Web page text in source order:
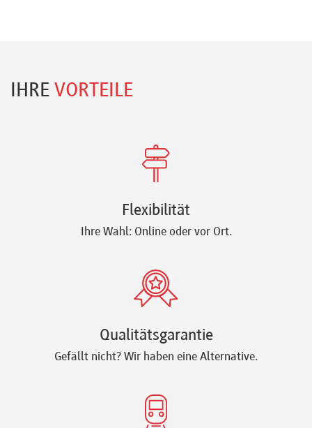
IHRE VORTEILE
Flexibilität
Ihre Wahl: Online oder vor Ort.
Qualitätsgarantie
Gefällt nicht? Wir haben eine Alternative.